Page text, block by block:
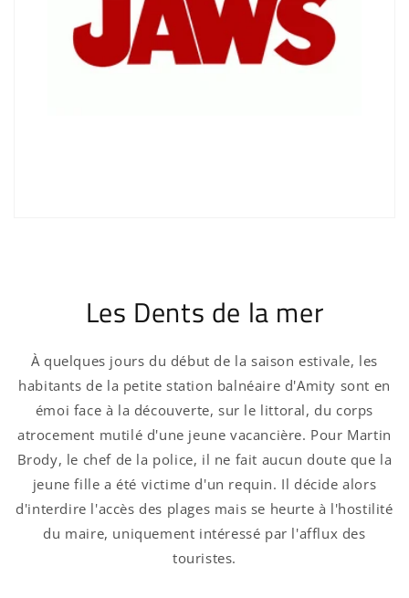
Les Dents de la mer
À quelques jours du début de la saison estivale, les
habitants de la petite station balnéaire d'Amity sont en
émoi face à la découverte, sur le littoral, du corps
atrocement mutilé d'une jeune vacancière. Pour Martin
Brody, le chef de la police, il ne fait aucun doute que la
jeune fille a été victime d'un requin. Il décide alors
d'interdire l'accès des plages mais se heurte à l'hostilité
du maire, uniquement intéressé par l'afflux des
touristes.